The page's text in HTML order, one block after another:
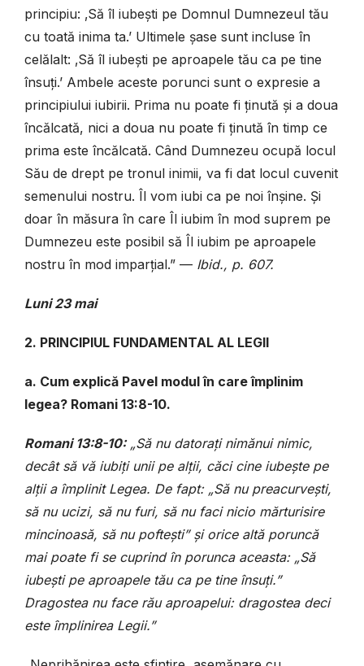
principiu: ‚Să îl iubești pe Domnul Dumnezeul tău
cu toată inima ta.’ Ultimele șase sunt incluse în
celălalt: ‚Să îl iubești pe aproapele tău ca pe tine
însuți.’ Ambele aceste porunci sunt o expresie a
principiului iubirii. Prima nu poate fi ținută și a doua
încălcată, nici a doua nu poate fi ținută în timp ce
prima este încălcată. Când Dumnezeu ocupă locul
Său de drept pe tronul inimii, va fi dat locul cuvenit
semenului nostru. Îl vom iubi ca pe noi înșine. Și
doar în măsura în care Îl iubim în mod suprem pe
Dumnezeu este posibil să Îl iubim pe aproapele
nostru în mod imparțial.” — Ibid., p. 607.
Luni 23 mai
2. PRINCIPIUL FUNDAMENTAL AL LEGII
a. Cum explică Pavel modul în care împlinim
legea? Romani 13:8-10.
Romani 13:8-10:„Să nu datorați nimănui nimic,
decât să vă iubiți unii pe alții, căci cine iubește pe
alții a împlinit Legea. De fapt: „Să nu preacurvești,
să nu ucizi, să nu furi, să nu faci nicio mărturisire
mincinoasă, să nu poftești” și orice altă poruncă
mai poate fi se cuprind în porunca aceasta: „Să
iubești pe aproapele tău ca pe tine însuți.”
Dragostea nu face rău aproapelui: dragostea deci
este împlinirea Legii.”